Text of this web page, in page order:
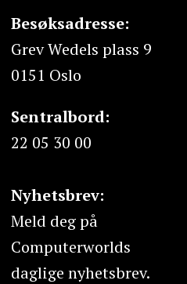
Besøksadresse:
Grev Wedels plass 9
0151 Oslo
Sentralbord:
22 05 30 00
Nyhetsbrev:
Meld deg på
Computerworlds
daglige nyhetsbrev.